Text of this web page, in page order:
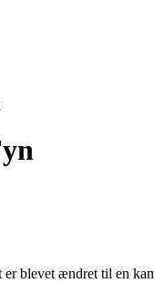
blevet ændret til en